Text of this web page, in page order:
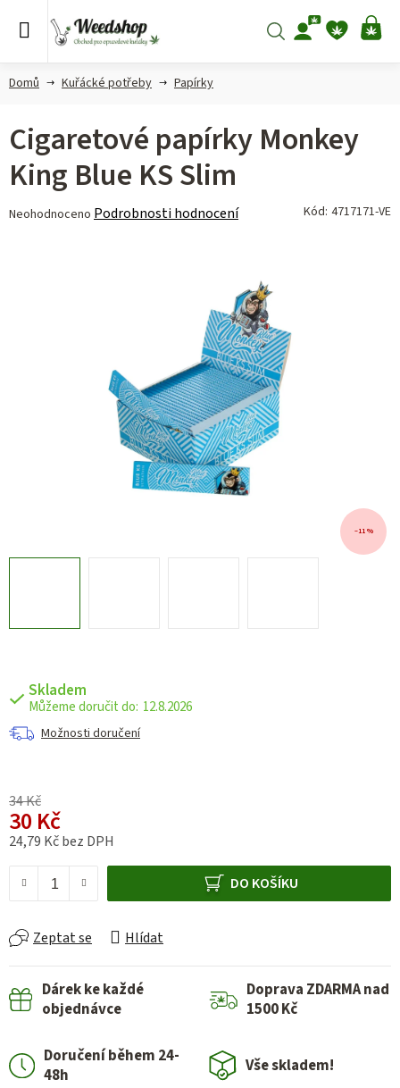
Hledat
Domů Kuřácké potřeby Papírky
Skladem
12.8.2026
Možnosti doručení
34 Kč
30 Kč
24,79 Kč bez DPH
DO KOŠÍKU
Zeptat se Hlídat
Cigaretové papírky Monkey
King Blue KS Slim
Průměrné
Neohodnoceno Podrobnosti hodnocení Kód: 4717171-VE
–11 %
Dárek ke každé
objednávce
Doprava ZDARMA nad
1500 Kč
Doručení během 24-
48h
Vše skladem!